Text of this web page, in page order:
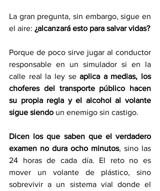
La gran pregunta, sin embargo, sigue en
el aire: ¿alcanzará esto para salvar vidas?
Porque de poco sirve jugar al conductor
responsable en un simulador si en la
calle real la ley se aplica a medias, los
choferes del transporte público hacen
su propia regla y el alcohol al volante
sigue siendo un enemigo sin castigo.
Dicen los que saben que el verdadero
examen no dura ocho minutos, sino las
24 horas de cada día. El reto no es
mover un volante de plástico, sino
sobrevivir a un sistema vial donde el